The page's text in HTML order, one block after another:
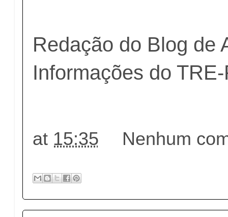
Redação do Blog de
Informações do
at 15:35 Nenhum